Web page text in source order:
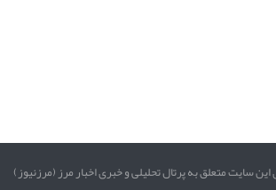
سایت متعلق به پرتال تحلیلی و خبری اخبار مرز (مرزنیوز)